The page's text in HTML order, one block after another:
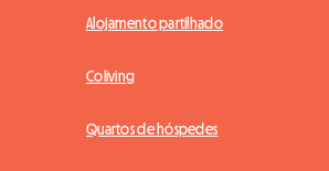
Alojamento partilhado
Coliving
Quartos de hóspedes